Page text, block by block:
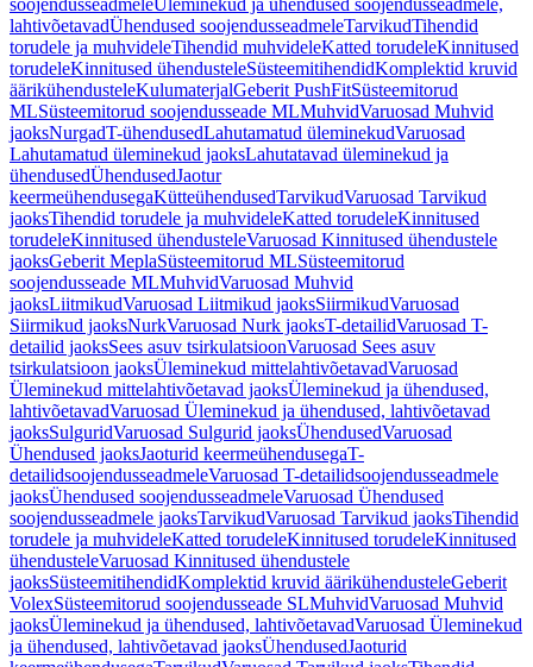
soojendusseadmeleÜleminekud ja ühendused soojendusseadmele,
lahtivõetavadÜhendused soojendusseadmeleTarvikudTihendid
torudele ja muhvideleTihendid muhvideleKatted torudeleKinnitused
torudeleKinnitused ühendusteleSüsteemitihendidKomplektid kruvid
äärikühendusteleKulumaterjalGeberit PushFitSüsteemitorud
MLSüsteemitorud soojendusseade MLMuhvidVaruosad Muhvid
jaoksNurgadT-ühendusedLahutamatud üleminekudVaruosad
Lahutamatud üleminekud jaoksLahutatavad üleminekud ja
ühendusedÜhendusedJaotur
keermeühendusegaKütteühendusedTarvikudVaruosad Tarvikud
jaoksTihendid torudele ja muhvideleKatted torudeleKinnitused
torudeleKinnitused ühendusteleVaruosad Kinnitused ühendustele
jaoksGeberit MeplaSüsteemitorud MLSüsteemitorud
soojendusseade MLMuhvidVaruosad Muhvid
jaoksLiitmikudVaruosad Liitmikud jaoksSiirmikudVaruosad
Siirmikud jaoksNurkVaruosad Nurk jaoksT-detailidVaruosad T-
detailid jaoksSees asuv tsirkulatsioonVaruosad Sees asuv
tsirkulatsioon jaoksÜleminekud mittelahtivõetavadVaruosad
Üleminekud mittelahtivõetavad jaoksÜleminekud ja ühendused,
lahtivõetavadVaruosad Üleminekud ja ühendused, lahtivõetavad
jaoksSulguridVaruosad Sulgurid jaoksÜhendusedVaruosad
Ühendused jaoksJaoturid keermeühendusegaT-
detailidsoojendusseadmeleVaruosad T-detailidsoojendusseadmele
jaoksÜhendused soojendusseadmeleVaruosad Ühendused
soojendusseadmele jaoksTarvikudVaruosad Tarvikud jaoksTihendid
torudele ja muhvideleKatted torudeleKinnitused torudeleKinnitused
ühendusteleVaruosad Kinnitused ühendustele
jaoksSüsteemitihendidKomplektid kruvid äärikühendusteleGeberit
VolexSüsteemitorud soojendusseade SLMuhvidVaruosad Muhvid
jaoksÜleminekud ja ühendused, lahtivõetavadVaruosad Üleminekud
ja ühendused, lahtivõetavad jaoksÜhendusedJaoturid